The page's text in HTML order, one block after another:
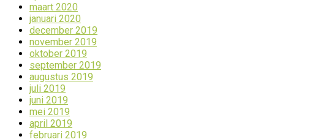
maart 2020
januari 2020
december 2019
november 2019
oktober 2019
september 2019
augustus 2019
juli 2019
juni 2019
mei 2019
april 2019
februari 2019